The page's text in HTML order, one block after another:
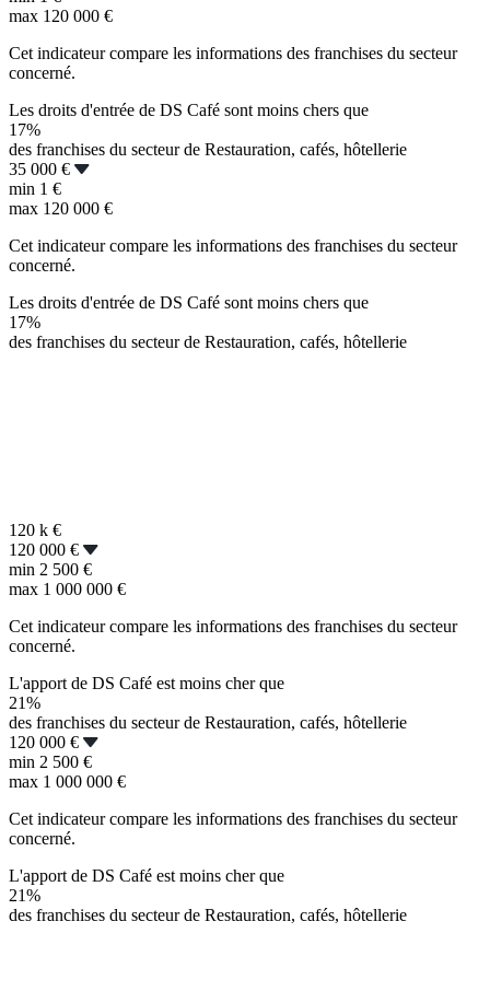
max 120 000 €
Cet indicateur compare les informations des franchises du secteur
concerné.
Les droits d'entrée de DS Café sont moins chers que
17%
des franchises du secteur de Restauration, cafés, hôtellerie
35 000 €
min 1 €
max 120 000 €
Cet indicateur compare les informations des franchises du secteur
concerné.
Les droits d'entrée de DS Café sont moins chers que
17%
des franchises du secteur de Restauration, cafés, hôtellerie
120 k €
120 000 €
min 2 500 €
max 1 000 000 €
Cet indicateur compare les informations des franchises du secteur
concerné.
L'apport de DS Café est moins cher que
21%
des franchises du secteur de Restauration, cafés, hôtellerie
120 000 €
min 2 500 €
max 1 000 000 €
Cet indicateur compare les informations des franchises du secteur
concerné.
L'apport de DS Café est moins cher que
21%
des franchises du secteur de Restauration, cafés, hôtellerie